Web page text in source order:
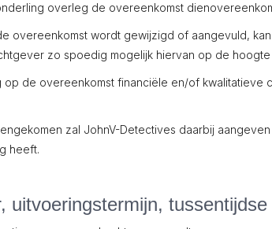
overleg de overeenkomst
wordt gewijzigd of aangevuld,
zo spoedig mogelijk hiervan op de hoogte
de overeenkomst financiële en/of kwalitatieve
zal JohnV-Detectives daarbij
heeft.
tussentijdse